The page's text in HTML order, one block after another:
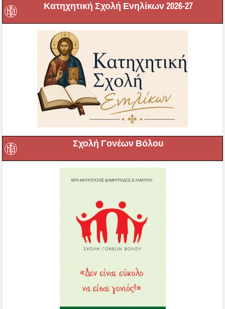
Κατηχητική Σχολή Ενηλίκων 2026-27
Σχολή Γονέων Βόλου